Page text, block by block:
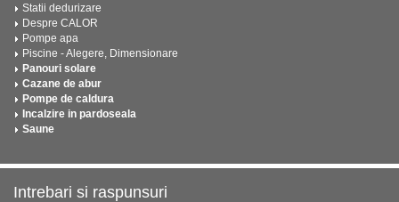
Statii dedurizare
Despre CALOR
Pompe apa
Piscine - Alegere, Dimensionare
Panouri solare
Cazane de abur
Pompe de caldura
Incalzire in pardoseala
Saune
Intrebari si raspunsuri